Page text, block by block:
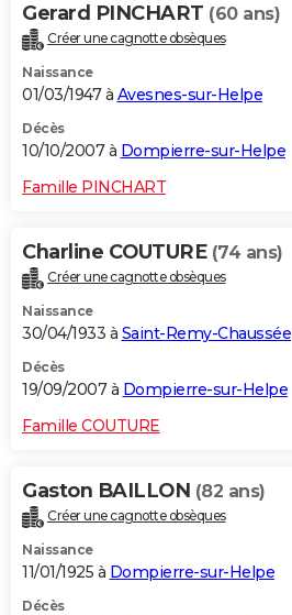
Gerard PINCHART (60 ans)
Créer une cagnotte obsèques
Naissance
01/03/1947 à Avesnes-sur-Helpe
Décès
10/10/2007 à Dompierre-sur-Helpe
Famille PINCHART
Charline COUTURE (74 ans)
Créer une cagnotte obsèques
Naissance
30/04/1933 à Saint-Remy-Chaussée
Décès
19/09/2007 à Dompierre-sur-Helpe
Famille COUTURE
Gaston BAILLON (82 ans)
Créer une cagnotte obsèques
Naissance
11/01/1925 à Dompierre-sur-Helpe
Décès